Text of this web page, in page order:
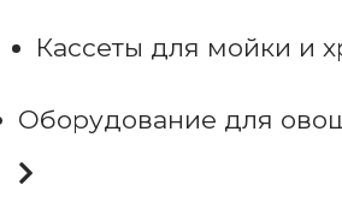
Кассеты для мойки и
Оборудование для